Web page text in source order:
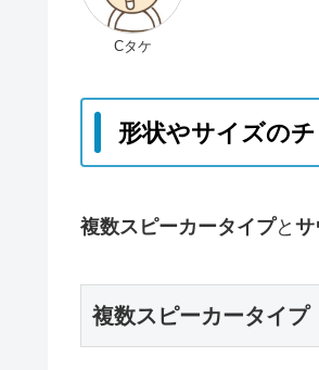
Cタケ
形状やサイズの
複数スピーカータイプと サ
複数スピーカータイプ